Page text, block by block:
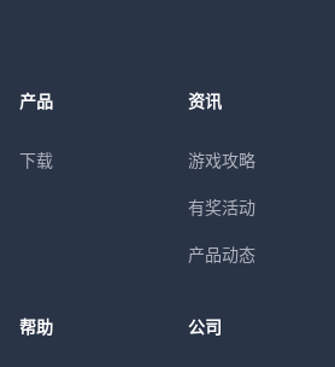
产品
下载
资讯
游戏攻略
有奖活动
产品动态
帮助 公司